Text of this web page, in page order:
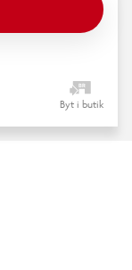
Byt i butik